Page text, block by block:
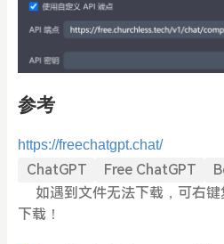
参考
https://freechatgpt.chat/
ChatGPT Free ChatGPT
如遇到文件无法下载，可右
下载！